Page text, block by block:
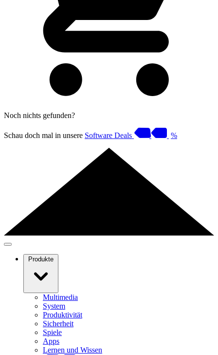
Noch nichts gefunden?
Schau doch mal in unsere Software Deals %
Produkte
Multimedia
System
Produktivität
Sicherheit
Spiele
Apps
Lernen und Wissen